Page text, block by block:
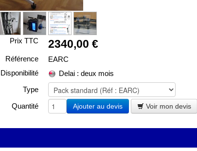
Prix TTC 2340,00 €
Référence
EARC
Disponibilité
Delai : deux mois
Type
Quantité
Ajouter au devis Voir mon devis